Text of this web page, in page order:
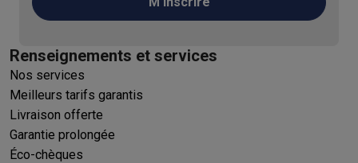
Renseignements et services
Nos services
Meilleurs tarifs garantis
Livraison offerte
Garantie prolongée
Éco-chèques